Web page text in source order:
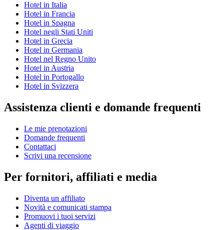
Hotel in Italia
Hotel in Francia
Hotel in Spagna
Hotel negli Stati Uniti
Hotel in Grecia
Hotel in Germania
Hotel nel Regno Unito
Hotel in Austria
Hotel in Portogallo
Hotel in Svizzera
Assistenza clienti e domande frequenti
Le mie prenotazioni
Domande frequenti
Contattaci
Scrivi una recensione
Per fornitori, affiliati e media
Diventa un affiliato
Novità e comunicati stampa
Promuovi i tuoi servizi
Agenti di viaggio